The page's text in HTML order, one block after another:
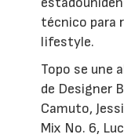
técnico para
lifestyle.
Topo se une
de Designer
Camuto,
Mix No. 6,